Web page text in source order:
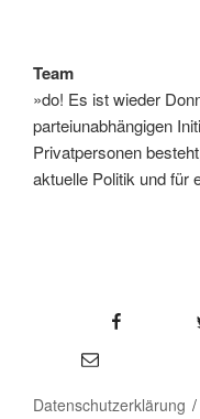
Team
»do! Es ist wieder
parteiunabhängigen
Privatpersonen
aktuelle Politik und für
E-Mail
Datenschutzerklärung